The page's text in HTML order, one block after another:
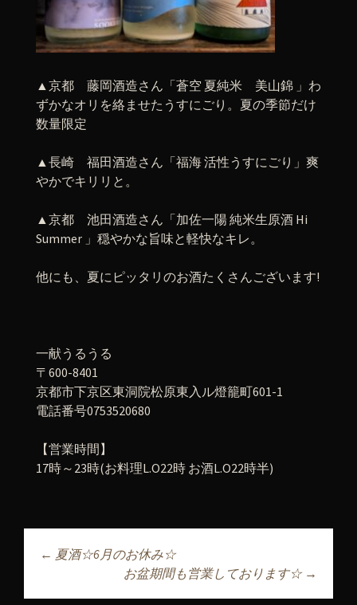
▲京都 藤岡酒造さん「蒼空 夏純米 美山錦 」わ
ずかなオリを絡ませたうすにごり。夏の季節だけ
数量限定
▲長崎 福田酒造さん「福海 活性うすにごり」爽
やかでキリリと。
▲京都 池田酒造さん「加佐一陽 純米生原酒 Hi
Summer 」穏やかな旨味と軽快なキレ。
他にも、夏にピッタリのお酒たくさんございます!
一献うるうる
〒600-8401
京都市下京区東洞院松原東入ル燈籠町601-1
電話番号0753520680
【営業時間】
17時～23時(お料理L.O22時 お酒L.O22時半)
投稿ナビゲーショ
← 夏酒☆6月のお休み☆
お盆期間も営業しております☆ →